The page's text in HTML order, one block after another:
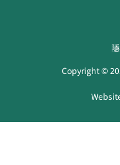
Copyright ©